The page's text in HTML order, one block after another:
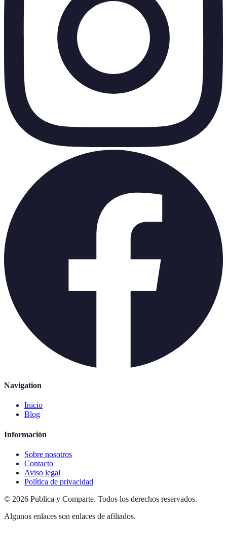
Navigation
Inicio
Blog
Información
Sobre nosotros
Contacto
Aviso legal
Política de privacidad
© 2026 Publica y Comparte. Todos los derechos reservados.
Algunos enlaces son enlaces de afiliados.